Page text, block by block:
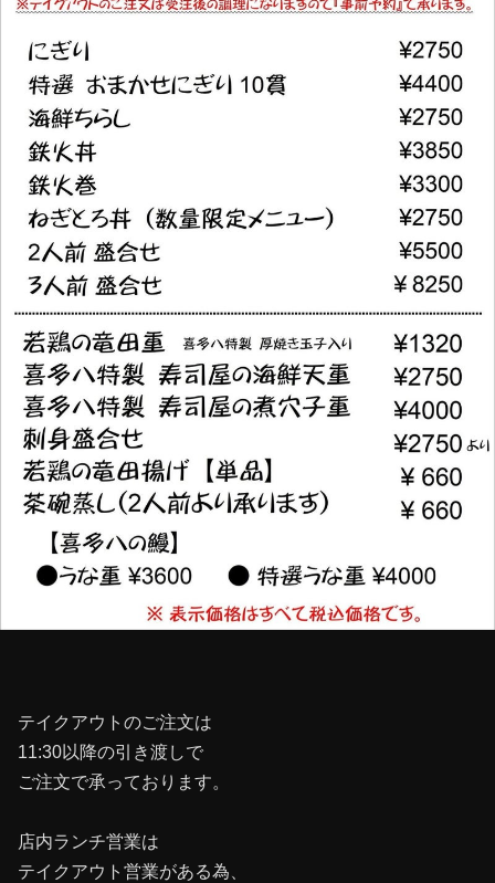
テイクアウトのご注文は
11:30以降の引き渡しで
ご注文で承っております。
店内ランチ営業は
テイクアウト営業がある為、